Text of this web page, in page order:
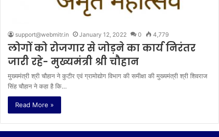
support@webmitr.in January 12, 2022 0 4,779
लोगों को रोजगार से जोड़ने का कार्य निरंतर
जारी रहे- मुख्यमंत्री श्री चौहान
मुख्यमंत्री श्री चौहान ने कुटीर एवं ग्रामोद्योग विभाग की समीक्षा की मुख्यमंत्री श्री शिवराज
सिंह चौहान ने कहा है कि…
Read More »